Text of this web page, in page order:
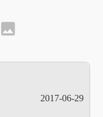
image
2017-06-29